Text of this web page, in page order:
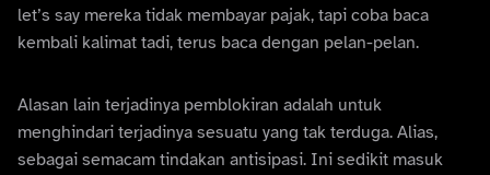
let’s say mereka tidak membayar pajak, tapi coba baca
kembali kalimat tadi, terus baca dengan pelan-pelan.
Alasan lain terjadinya pemblokiran adalah untuk
menghindari terjadinya sesuatu yang tak terduga. Alias,
sebagai semacam tindakan antisipasi. Ini sedikit masuk